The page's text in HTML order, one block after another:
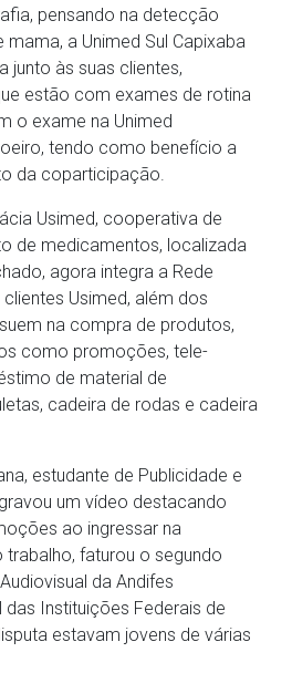
pensando na detecção
a Unimed Sul Capixaba
junto às suas clientes,
estão com exames de rotina
o exame na Unimed
tendo como benefício a
da coparticipação.
Usimed, cooperativa de
de medicamentos, localizada
agora integra a Rede
Usimed, além dos
na compra de produtos,
como promoções, tele-
de material de
cadeira de rodas e cadeira
estudante de Publicidade e
um vídeo destacando
ao ingressar na
trabalho, faturou o segundo
da Andifes
Instituições Federais de
estavam jovens de várias